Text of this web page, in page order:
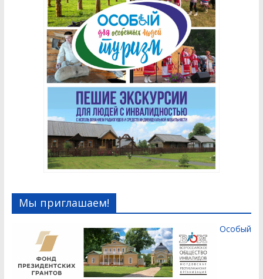
Мы приглашаем!
Особый